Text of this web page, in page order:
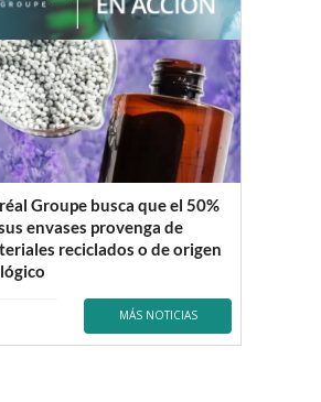
Groupe busca que el 50%
envases provenga de
reciclados o de origen
MÁS NOTICIAS